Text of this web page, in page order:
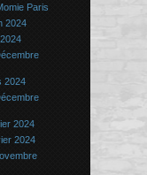
Paris
2024
2024
2024
2024